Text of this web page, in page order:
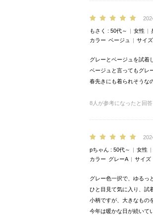
もさく 50代～ 女性
カラー ベージュ サイズ
グレーとベージュを試着
ベージュと言ってもグレ
春先きにも着られそうな
8 人が参考になったと回
pちゃん 50代～ 女性
カラー グレーA サイズ
グレー色一択で、ゆるっ
ひと目見て気に入り、試
小柄ですが、大きなもの
今年は暖かな日が続いて